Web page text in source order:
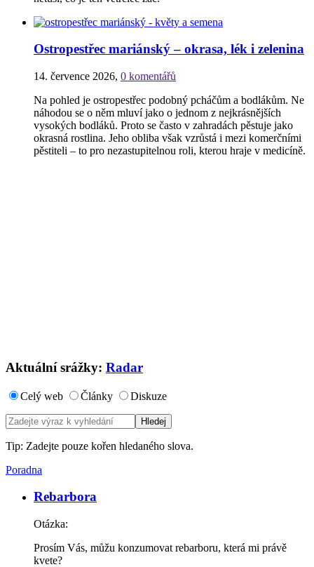
Ostropestřec mariánský – okrasa, lék i zelenina
14. července 2026, 0 komentářů
Na pohled je ostropestřec podobný pcháčům a bodlákům. Ne
náhodou se o něm mluví jako o jednom z nejkrásnějších
vysokých bodláků. Proto se často v zahradách pěstuje jako
okrasná rostlina. Jeho obliba však vzrůstá i mezi komerčními
pěstiteli – to pro nezastupitelnou roli, kterou hraje v medicíně.
Aktuální srážky: Radar
Celý web Články Diskuze
Tip: Zadejte pouze kořen hledaného slova.
Poradna
Rebarbora
Otázka:
Prosím Vás, můžu konzumovat rebarboru, která mi právě
kvete?